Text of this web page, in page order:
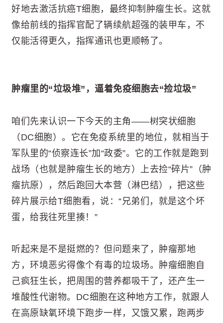
好地去激活抗癌T细胞，最终抑制肿瘤生长。这就
像给前线的指挥官配了辆续航超强的装甲车，不
仅能活得更久，指挥通讯也更顺畅了。
肿瘤里的“垃圾堆”，逼着免疫细胞去“捡垃圾”
咱们先来认识一下今天的主角——树突状细胞
（DC细胞）。它在免疫系统里的地位，就相当于
军队里的“侦察连长”加“政委”。它的工作就是跑到
战场（也就是肿瘤生长的地方）上去捡“碎片”（肿
瘤抗原），然后跑回大本营（淋巴结），把这些
碎片展示给T细胞看，说：“兄弟们，就是这个坏
蛋，给我往死里揍！”
听起来是不是挺燃的？但问题来了，肿瘤那地
方，环境恶劣得像个有毒的垃圾场。肿瘤细胞自
己疯狂生长，把周围的营养都吸干了，还产生一
堆酸性代谢物。DC细胞在这种地方工作，就跟人
在高原缺氧环境下跑步一样，又饿又累，跑两步